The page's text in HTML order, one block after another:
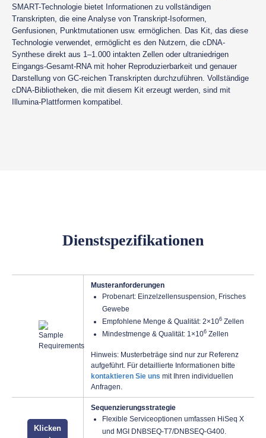
SMART-Technologie bietet Informationen zu vollständigen
Transkripten, die eine Analyse von Transkript-Isoformen,
Genfusionen, Punktmutationen usw. ermöglichen. Das Kit, das diese
Technologie verwendet, ermöglicht es den Nutzern, die cDNA-
Synthese direkt aus 1–1.000 intakten Zellen oder ultraniedrigen
Eingangs-Gesamt-RNA mit hoher Reproduzierbarkeit und genauer
Darstellung von GC-reichen Transkripten durchzuführen. Vollständige
cDNA-Bibliotheken, die mit diesem Kit erzeugt werden, sind mit
Illumina-Plattformen kompatibel.
Dienstspezifikationen
Musteranforderungen
Probenart: Einzelzellensuspension, Frisches
Gewebe
Empfohlene Menge & Qualität: 2×106 Zellen
Mindestmenge & Qualität: 1×106 Zellen
Hinweis: Musterbeträge sind nur zur Referenz
aufgeführt. Für detaillierte Informationen bitte
kontaktieren Sie uns mit Ihren individuellen
Anfragen.
Klicken
Sequenzierungsstrategie
Flexible Serviceoptionen umfassen HiSeq X
und MGI DNBSEQ-T7/DNBSEQ-G400.